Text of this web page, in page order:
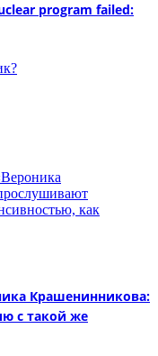
program failed:
Крашенинникова:
с такой же